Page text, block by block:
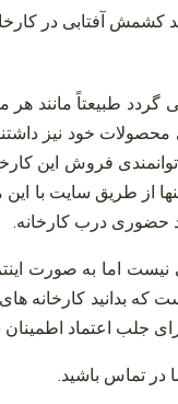
خود نیز
فروش این
از طریق سایت با
حضوری درب کارخانه.
لازم به ذکر است که
جلب اعتماد
در تماس باشید.